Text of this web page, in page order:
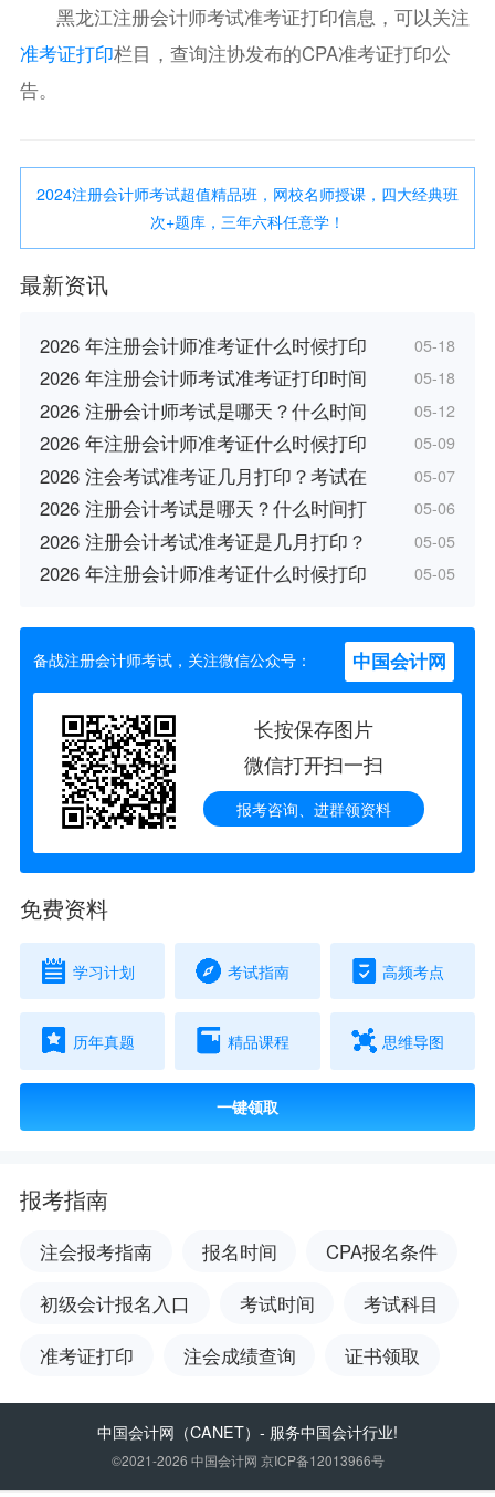
黑龙江注册会计师考试准考证打印信息，可以关注
准考证打印栏目，查询注协发布的CPA准考证打印公
告。
2024注册会计师考试超值精品班，网校名师授课，四大经典班
次+题库，三年六科任意学！
最新资讯
2026 年注册会计师准考证什么时候打印 05-18
2026 年注册会计师考试准考证打印时间 05-18
2026 注册会计师考试是哪天？什么时间 05-12
2026 年注册会计师准考证什么时候打印 05-09
2026 注会考试准考证几月打印？考试在 05-07
2026 注册会计考试是哪天？什么时间打 05-06
2026 注册会计考试准考证是几月打印？ 05-05
2026 年注册会计师准考证什么时候打印 05-05
备战注册会计师考试，关注微信公众号： 中国会计网
长按保存图片
微信打开扫一扫
报考咨询、进群领资料
免费资料
学习计划 考试指南 高频考点
历年真题 精品课程 思维导图
一键领取
报考指南
注会报考指南 报名时间
CPA报名条件
初级会计报名入口
考试时间
考试科目
准考证打印
注会成绩查询 证书领取
中国会计网 （CANET）- 服务中国会计行业!
©2021-2026 中国会计网 京ICP备12013966号